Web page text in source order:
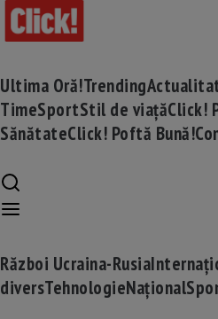
Ultima Oră!Trending
TimeSportStil de viațăClick!
SănătateClick! Poftă Bună!
Război Ucraina-Rusia
diversTehnologieNațional